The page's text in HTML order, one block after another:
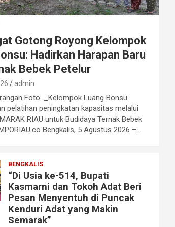
Gotong Royong Kelompok
Hadirkan Harapan Baru
Bebek Petelur
admin
Foto: _Kelompok Luang Bonsu
pelatihan peningkatan kapasitas melalui
RIAU untuk Budidaya Ternak Bebek
Bengkalis, 5 Agustus 2026 –…
BENGKALIS
“Di Usia ke-514, Bupati
Kasmarni dan Tokoh Adat Beri
Pesan Menyentuh di Puncak
Kenduri Adat yang Makin
Semarak”